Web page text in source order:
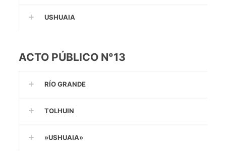
USHUAIA
ACTO PÚBLICO N°13
RÍO GRANDE
TOLHUIN
»USHUAIA»